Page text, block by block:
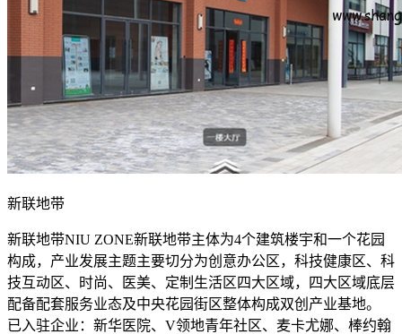
新联地带
新联地带NIU ZONE新联地带主体为4个建筑楼宇和一个花园
构成，产业发展主题主要切分为创意办公区，科技健康区、科
技互动区、时尚、医美、定制生活区四大区域，四大区域底层
配备配套服务业态及中央花园街区整体构成双创产业基地。
已入驻企业：新华医院、V领地青年社区、麦卡尤娜、棒约翰